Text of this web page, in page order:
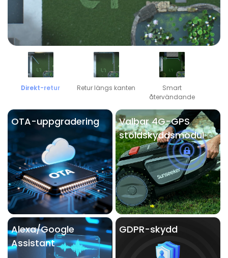
Direkt-retur Retur längs kanten
Smart
återvändande
OTA-uppgradering
Valbar 4G-GPS
stöldskyddsmodul
Alexa/Google
Assistant
GDPR-skydd